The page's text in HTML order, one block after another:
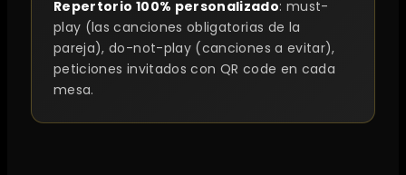
Repertorio 100% personalizado: must-
play (las canciones obligatorias de la
pareja), do-not-play (canciones a evitar),
peticiones invitados con QR code en cada
mesa.